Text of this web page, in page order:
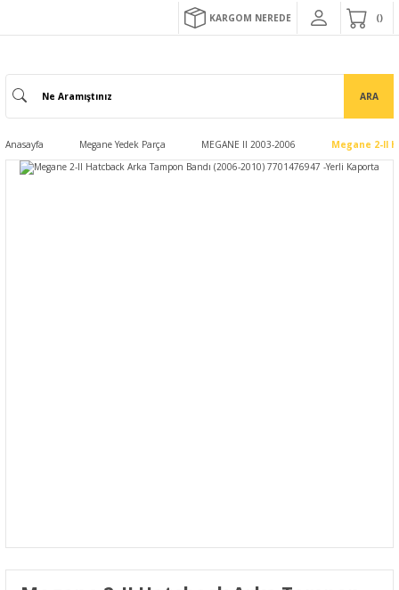
KARGOM NEREDE
ARA
Anasayfa Megane Yedek Parça MEGANE II 2003-2006 Megane 2-II